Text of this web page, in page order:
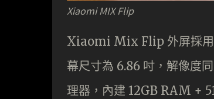
Xiaomi MIX Flip
Xiaomi Mix Flip 外屏採用
幕尺寸為 6.86 吋，解像度
理器，內建 12GB RAM +